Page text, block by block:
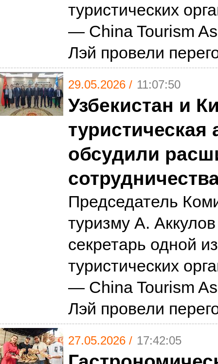
туристических
— China Tourism
Лэй провели
29.05.2026 / 11:07:50
Узбекистан и
туристическая
обсудили
Председатель
туризму А.
секретарь одной
туристических
— China Tourism
Лэй провели
27.05.2026 / 17:42:05